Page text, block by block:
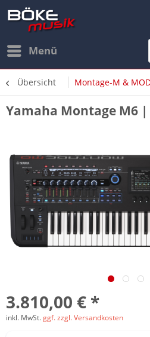
Menü
Übersicht Montage-M &
Yamaha Montage M6 |
3.810,00 € *
inkl. MwSt.ggf. zzgl. Versandkosten